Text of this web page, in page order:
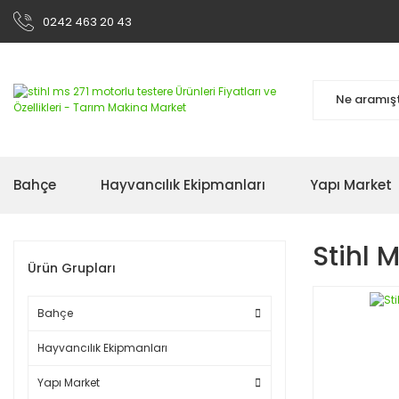
0242 463 20 43
Bahçe Hayvancılık Ekipmanları Yapı Market
Ürün Grupları
Bahçe
Hayvancılık Ekipmanları
Yapı Market
Stihl